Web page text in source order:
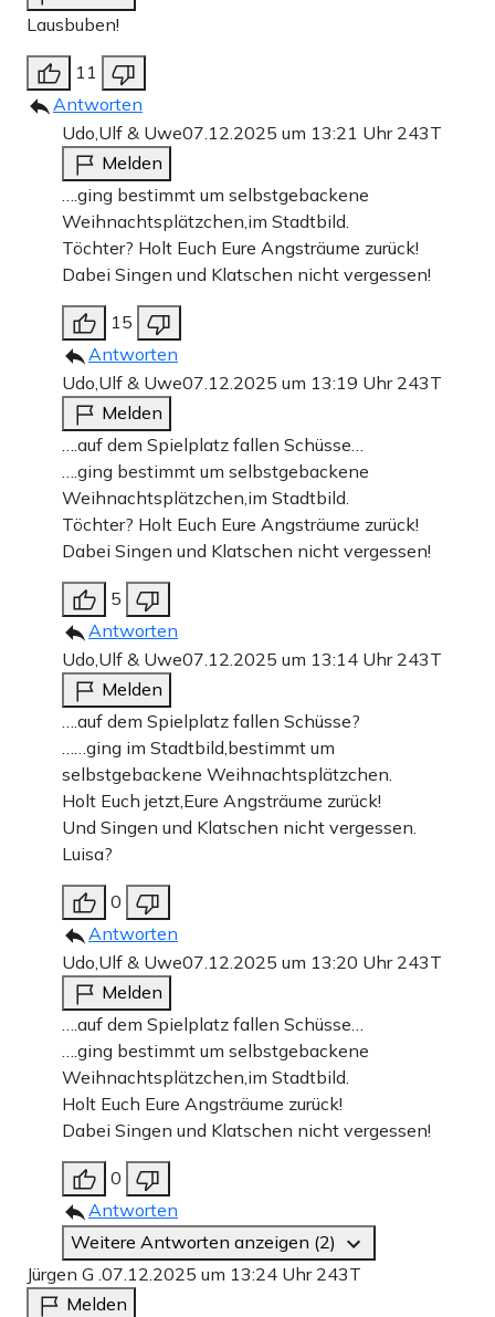
Lausbuben!
11
Antworten
Udo,Ulf & Uwe07.12.2025 um 13:21 Uhr 243T
Melden
….ging bestimmt um selbstgebackene
Weihnachtsplätzchen,im Stadtbild.
Töchter? Holt Euch Eure Angsträume zurück!
Dabei Singen und Klatschen nicht vergessen!
15
Antworten
Udo,Ulf & Uwe07.12.2025 um 13:19 Uhr 243T
Melden
….auf dem Spielplatz fallen Schüsse…
….ging bestimmt um selbstgebackene
Weihnachtsplätzchen,im Stadtbild.
Töchter? Holt Euch Eure Angsträume zurück!
Dabei Singen und Klatschen nicht vergessen!
5
Antworten
Udo,Ulf & Uwe07.12.2025 um 13:14 Uhr 243T
Melden
….auf dem Spielplatz fallen Schüsse?
……ging im Stadtbild,bestimmt um
selbstgebackene Weihnachtsplätzchen.
Holt Euch jetzt,Eure Angsträume zurück!
Und Singen und Klatschen nicht vergessen.
Luisa?
0
Antworten
Udo,Ulf & Uwe07.12.2025 um 13:20 Uhr 243T
Melden
….auf dem Spielplatz fallen Schüsse…
….ging bestimmt um selbstgebackene
Weihnachtsplätzchen,im Stadtbild.
Holt Euch Eure Angsträume zurück!
Dabei Singen und Klatschen nicht vergessen!
0
Antworten
Weitere Antworten anzeigen (2)
Jürgen G .07.12.2025 um 13:24 Uhr 243T
Melden